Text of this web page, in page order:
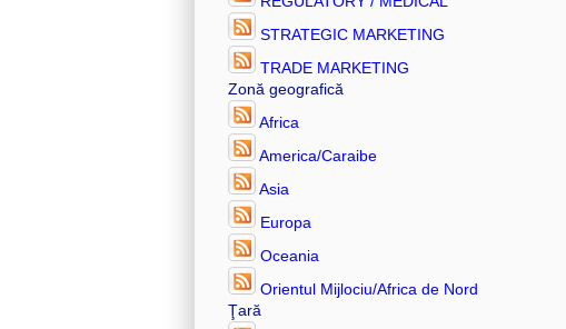
STRATEGIC MARKETING
TRADE MARKETING
Zonă geografică
Africa
America/Caraibe
Asia
Europa
Oceania
Orientul Mijlociu/Africa de Nord
Ţară